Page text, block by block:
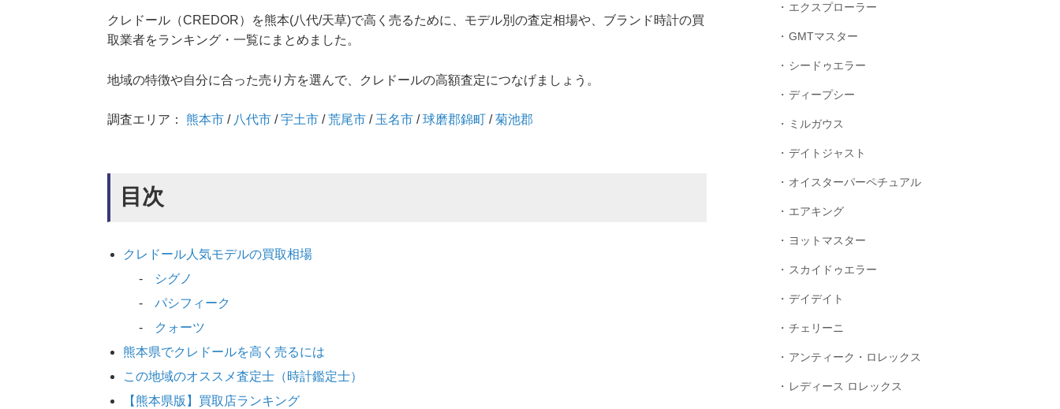
クレドール（CREDOR）を熊本(八代/天草)で高く売るために、モデル別の査定相場や、ブランド時計の買
取業者をランキング・一覧にまとめました。
地域の特徴や自分に合った売り方を選んで、クレドールの高額査定につなげましょう。
調査エリア： 熊本市 / 八代市 /宇土市 /荒尾市 / 玉名市 /球磨郡錦町 /菊池郡
目次
クレドール人気モデルの買取相場
シグノ
パシフィーク
クォーツ
熊本県でクレドールを高く売るには
この地域のオススメ査定士（時計鑑定士）
【熊本県版】買取店ランキング
エクスプローラー
GMTマスター
シードゥエラー
ディープシー
ミルガウス
デイトジャスト
オイスターパーペチュアル
エアキング
ヨットマスター
スカイドゥエラー
デイデイト
チェリーニ
アンティーク・ロレックス
レディース ロレックス